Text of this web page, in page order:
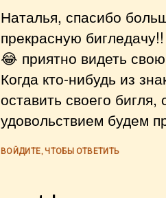
Наталья, спасибо
прекрасную
😂 приятно видеть
Когда кто-нибудь из
оставить своего
удовольствием будем
ВОЙДИТЕ, ЧТОБЫ ОТВЕТИТЬ